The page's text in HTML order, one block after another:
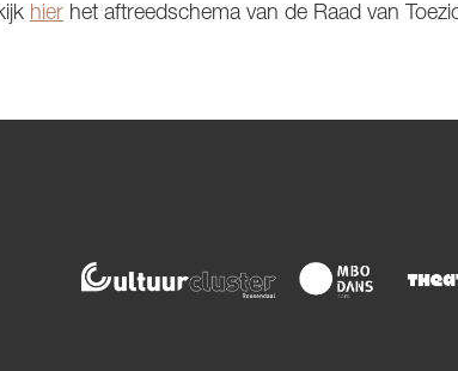
hier het aftreedschema van de Raad van